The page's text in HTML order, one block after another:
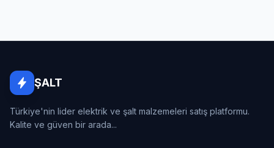
ŞALT
Türkiye'nin lider elektrik ve şalt malzemeleri satış platformu.
Kalite ve güven bir arada...